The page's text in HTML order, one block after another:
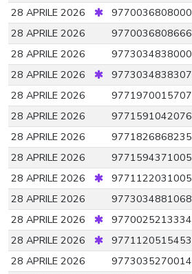
28 APRILE 2026
9770036808000
28 APRILE 2026
9770036808666
28 APRILE 2026
9773034838000
28 APRILE 2026
9773034838307
28 APRILE 2026
9771970015707
28 APRILE 2026
9771591042076
28 APRILE 2026
9771826868235
28 APRILE 2026
9771594371005
28 APRILE 2026
9771122031005
28 APRILE 2026
9773034881068
28 APRILE 2026
9770025213334
28 APRILE 2026
9771120515453
28 APRILE 2026
9773035270014